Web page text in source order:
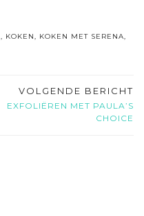
, KOKEN, KOKEN MET SERENA,
VOLGENDE BERICHT
EXFOLIËREN MET PAULA’S
CHOICE